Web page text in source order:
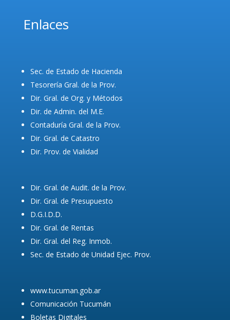
Enlaces
Sec. de Estado de Hacienda
Tesorería Gral. de la Prov.
Dir. Gral. de Org. y Métodos
Dir. de Admin. del M.E.
Contaduría Gral. de la Prov.
Dir. Gral. de Catastro
Dir. Prov. de Vialidad
Dir. Gral. de Audit. de la Prov.
Dir. Gral. de Presupuesto
D.G.I.D.D.
Dir. Gral. de Rentas
Dir. Gral. del Reg. Inmob.
Sec. de Estado de Unidad Ejec. Prov.
www.tucuman.gob.ar
Comunicación Tucumán
Boletas Digitales